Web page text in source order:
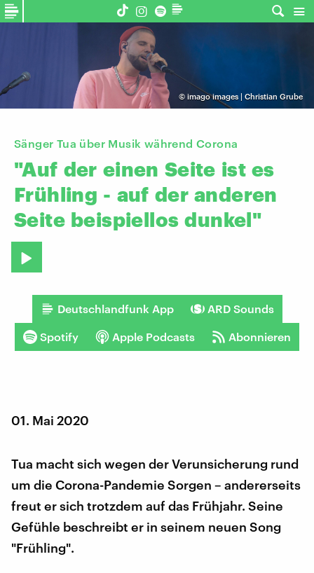
© imago images | Christian Grube
Sänger Tua über Musik während Corona
"Auf der einen Seite ist es
Frühling - auf der anderen
Seite beispiellos dunkel"
Deutschlandfunk App ARD Sounds
Spotify Apple Podcasts Abonnieren
01. Mai 2020
Tua macht sich wegen der Verunsicherung rund
um die Corona-Pandemie Sorgen – andererseits
freut er sich trotzdem auf das Frühjahr. Seine
Gefühle beschreibt er in seinem neuen Song
"Frühling".